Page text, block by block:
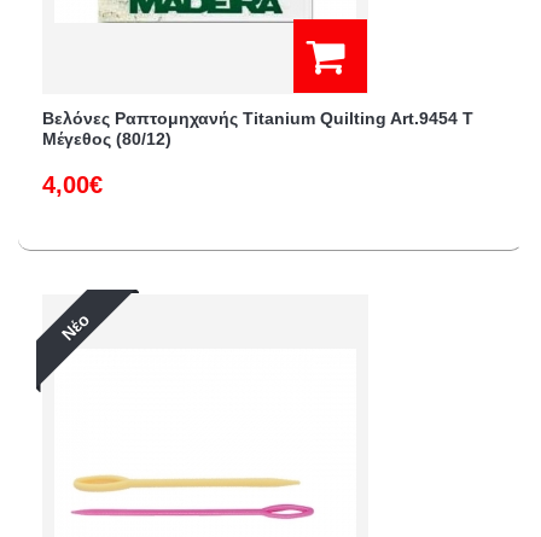
Βελόνες Ραπτομηχανής Titanium Quilting Art.9454 T
Μέγεθος (80/12)
4,00€
Νέο